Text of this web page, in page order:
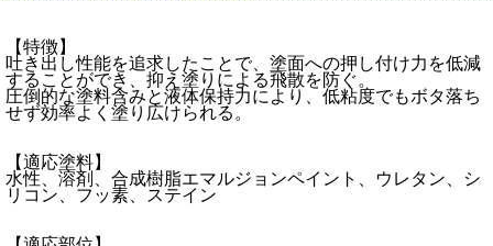
【特徴】
吐き出し性能を追求したことで、塗面への押し付け力を低減
することができ、抑え塗りによる飛散を防ぐ。
圧倒的な塗料含みと液体保持力により、低粘度でもボタ落ち
せず効率よく塗り広けられる。
【適応塗料】
水性、溶剤、合成樹脂エマルジョンペイント、ウレタン、シ
リコン、フッ素、ステイン